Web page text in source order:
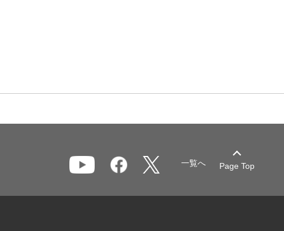
Page Top
一覧へ